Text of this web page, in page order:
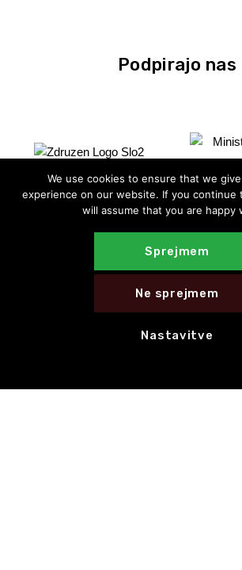
Podpirajo nas
We use cookies to ensure that we
experience on our website. If you continue
will assume that you are happy
Sprejmem
Ne sprejmem
Nastavitve